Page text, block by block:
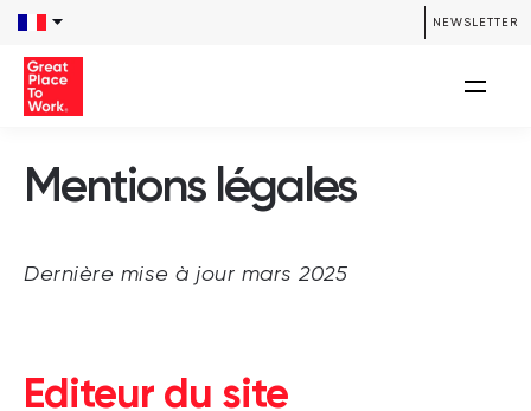
NEWSLETTER
Mentions légales
Dernière mise à jour mars 2025
Editeur du site